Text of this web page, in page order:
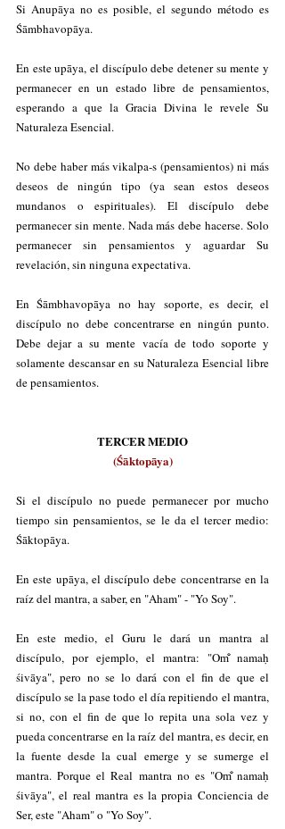
Si Anupāya no es posible, el segundo método es
Śāmbhavopāya.
En este upāya, el discípulo debe detener su mente y
permanecer en un estado libre de pensamientos,
esperando a que la Gracia Divina le revele Su
Naturaleza Esencial.
No debe haber más vikalpa-s (pensamientos) ni más
deseos de ningún tipo (ya sean estos deseos
mundanos o espirituales). El discípulo debe
permanecer sin mente. Nada más debe hacerse. Solo
permanecer sin pensamientos y aguardar Su
revelación, sin ninguna expectativa.
En Śāmbhavopāya no hay soporte, es decir, el
discípulo no debe concentrarse en ningún punto.
Debe dejar a su mente vacía de todo soporte y
solamente descansar en su Naturaleza Esencial libre
de pensamientos.
TERCER MEDIO
(Śāktopāya)
Si el discípulo no puede permanecer por mucho
tiempo sin pensamientos, se le da el tercer medio:
Śāktopāya.
En este upāya, el discípulo debe concentrarse en la
raíz del mantra, a saber, en "Aham" - "Yo Soy".
En este medio, el Guru le dará un mantra al
discípulo, por ejemplo, el mantra: "Om̐ namaḥ
śivāya", pero no se lo dará con el fin de que el
discípulo se la pase todo el día repitiendo el mantra,
si no, con el fin de que lo repita una sola vez y
pueda concentrarse en la raíz del mantra, es decir, en
la fuente desde la cual emerge y se sumerge el
mantra. Porque el Real mantra no es "Om̐ namaḥ
śivāya", el real mantra es la propia Conciencia de
Ser, este "Aham" o "Yo Soy".